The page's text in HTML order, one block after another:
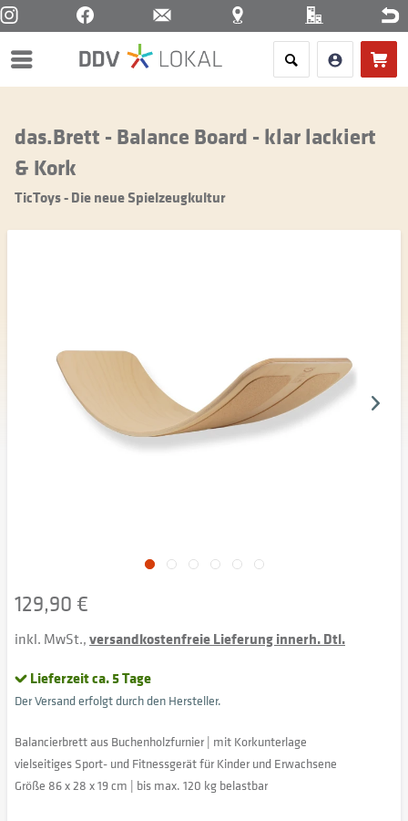
Menü
das.Brett - Balance Board - klar lackiert
& Kork
TicToys - Die neue Spielzeugkultur
129,90 €
inkl. MwSt.,versandkostenfreie Lieferung innerh. Dtl.
Lieferzeit ca. 5 Tage
Der Versand erfolgt durch den Hersteller.
Balancierbrett aus Buchenholzfurnier | mit Korkunterlage
vielseitiges Sport- und Fitnessgerät für Kinder und Erwachsene
Größe 86 x 28 x 19 cm | bis max. 120 kg belastbar